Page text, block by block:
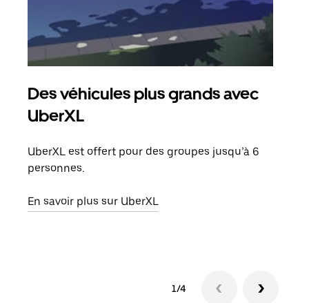
Des véhicules plus grands avec
UberXL
UberXL est offert pour des groupes jusqu’à 6
personnes.
En savoir plus sur UberXL
1/4